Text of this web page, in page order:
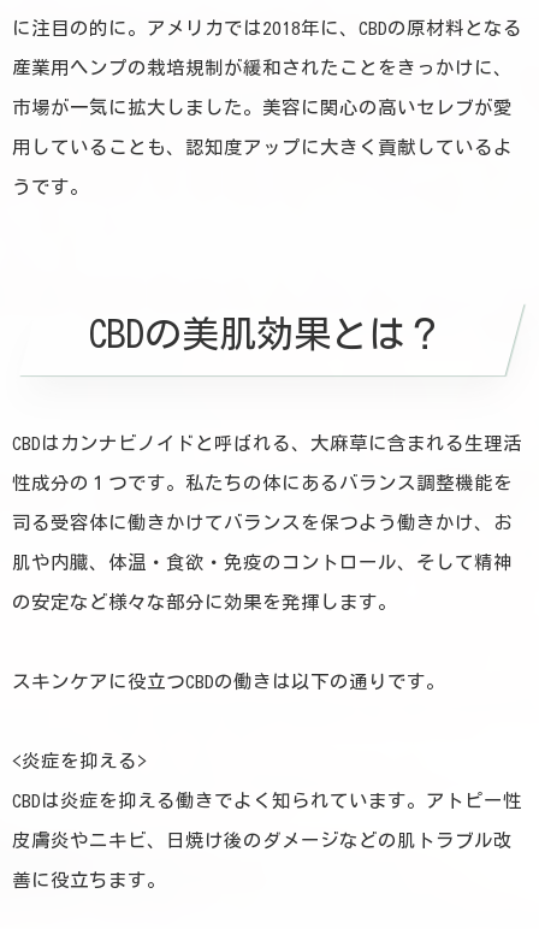
に注目の的に。アメリカでは2018年に、CBDの原材料となる
産業用ヘンプの栽培規制が緩和されたことをきっかけに、
市場が一気に拡大しました。美容に関心の高いセレブが愛
用していることも、認知度アップに大きく貢献しているよ
うです。
CBDの美肌効果とは？
CBDはカンナビノイドと呼ばれる、大麻草に含まれる生理活
性成分の１つです。私たちの体にあるバランス調整機能を
司る受容体に働きかけてバランスを保つよう働きかけ、お
肌や内臓、体温・食欲・免疫のコントロール、そして精神
の安定など様々な部分に効果を発揮します。
スキンケアに役立つCBDの働きは以下の通りです。
<炎症を抑える>
CBDは炎症を抑える働きでよく知られています。アトピー性
皮膚炎やニキビ、日焼け後のダメージなどの肌トラブル改
善に役立ちます。